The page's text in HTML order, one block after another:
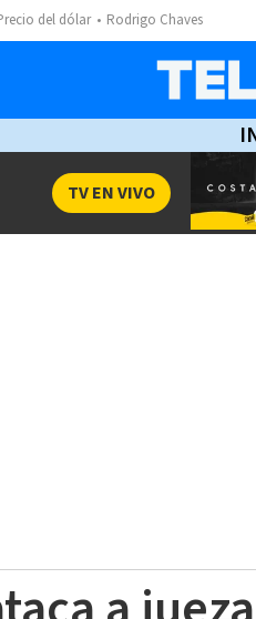
del dólar Rodrigo Chaves
TV EN VIVO